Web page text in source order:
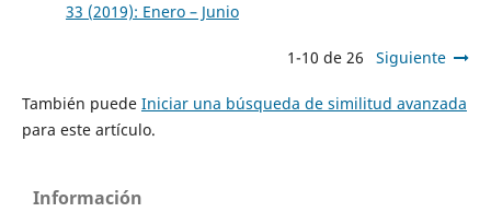
33 (2019): Enero – Junio
1-10 de 26 Siguiente
También puede Iniciar una búsqueda de similitud avanzada
para este artículo.
Información